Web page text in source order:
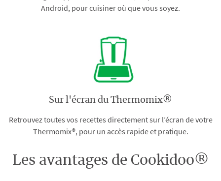
Android, pour cuisiner où que vous soyez.
Sur l'écran du Thermomix®
Retrouvez toutes vos recettes directement sur l’écran de votre
Thermomix®, pour un accès rapide et pratique.
Les avantages de Cookidoo®